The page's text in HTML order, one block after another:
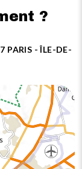
?
PARIS - ÎLE-DE-